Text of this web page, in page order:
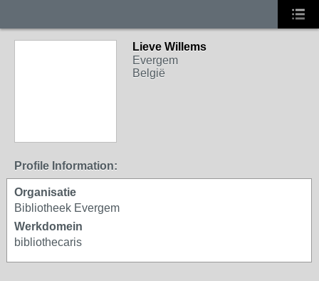
Lieve Willems
Evergem
België
Profile Information:
Organisatie
Bibliotheek Evergem
Werkdomein
bibliothecaris